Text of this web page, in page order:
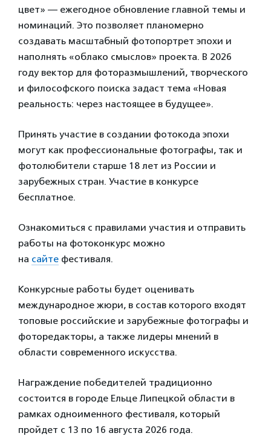
цвет» — ежегодное обновление главной темы и
номинаций. Это позволяет планомерно
создавать масштабный фотопортрет эпохи и
наполнять «облако смыслов» проекта. В 2026
году вектор для фоторазмышлений, творческого
и философского поиска задаст тема «Новая
реальность: через настоящее в будущее».
Принять участие в создании фотокода эпохи
могут как профессиональные фотографы, так и
фотолюбители старше 18 лет из России и
зарубежных стран. Участие в конкурсе
бесплатное.
Ознакомиться с правилами участия и отправить
работы на фотоконкурс можно
на сайте фестиваля.
Конкурсные работы будет оценивать
международное жюри, в состав которого входят
топовые российские и зарубежные фотографы и
фоторедакторы, а также лидеры мнений в
области современного искусства.
Награждение победителей традиционно
состоится в городе Ельце Липецкой области в
рамках одноименного фестиваля, который
пройдет с 13 по 16 августа 2026 года.